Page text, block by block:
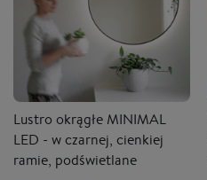
Lustro okrągłe MINIMAL
LED - w czarnej, cienkiej
ramie, podświetlane